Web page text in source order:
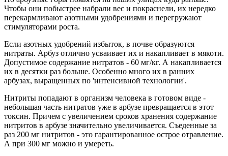
Чтобы они побыстрее набрали вес и покраснели, их нередко
перекармливают азотными удобрениями и перегружают
стимуляторами роста.
Если азотных удобрений избыток, в почве образуются
нитраты. Арбуз отлично усваивает их и накапливает в мякоти.
Допустимое содержание нитратов - 60 мг/кг. А накапливается
их в десятки раз больше. Особенно много их в ранних
арбузах, выращенных по 'интенсивной технологии'.
Нитриты попадают в организм человека в готовом виде -
небольшая часть нитратов уже в арбузе превращается в этот
токсин. Причем с увеличением сроков хранения содержание
нитритов в арбузе значительно увеличивается. Съеденные за
раз 200 мг нитритов - это гарантированное острое отравление.
А при 300 мг можно и умереть.